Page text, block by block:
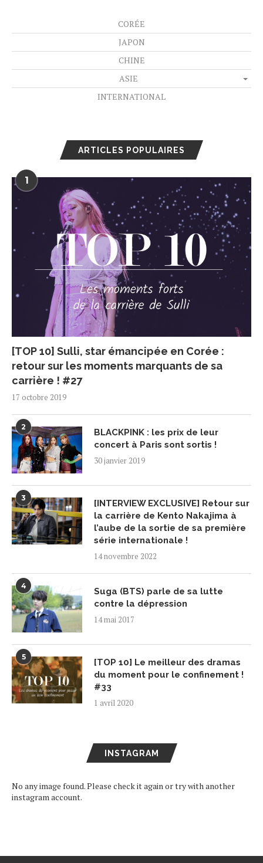
CORÉE
JAPON
CHINE
ASIE
INTERNATIONAL
ARTICLES POPULAIRES
1
[TOP 10] Sulli, star émancipée en Corée :
retour sur les moments marquants de sa
carrière ! #27
17 octobre 2019
2
BLACKPINK : les prix de leur
concert à Paris sont sortis !
30 janvier 2019
3
[INTERVIEW EXCLUSIVE] Retour sur
la carrière de Kento Nakajima à
l’aube de la sortie de sa première
série internationale !
14 novembre 2022
4
Suga (BTS) parle de sa lutte
contre la dépression
14 mai 2017
5
[TOP 10] Le meilleur des dramas
du moment pour le confinement !
#33
1 avril 2020
INSTAGRAM
No any image found. Please check it again or try with another
instagram account.